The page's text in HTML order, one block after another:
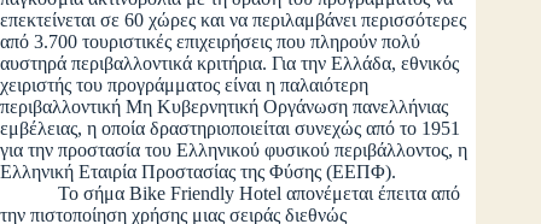
επεκτείνεται σε 60 χώρες και να περιλαμβάνει περισσότερες
από 3.700 τουριστικές επιχειρήσεις που πληρούν πολύ
αυστηρά περιβαλλοντικά κριτήρια. Για την Ελλάδα, εθνικός
χειριστής του προγράμματος είναι η παλαιότερη
περιβαλλοντική Μη Κυβερνητική Οργάνωση πανελλήνιας
εμβέλειας, η οποία δραστηριοποιείται συνεχώς από το 1951
για την προστασία του Ελληνικού φυσικού περιβάλλοντος, η
Ελληνική Εταιρία Προστασίας της Φύσης (ΕΕΠΦ).
Το σήμα Bike Friendly Hotel απονέμεται έπειτα από
την πιστοποίηση χρήσης μιας σειράς διεθνώς